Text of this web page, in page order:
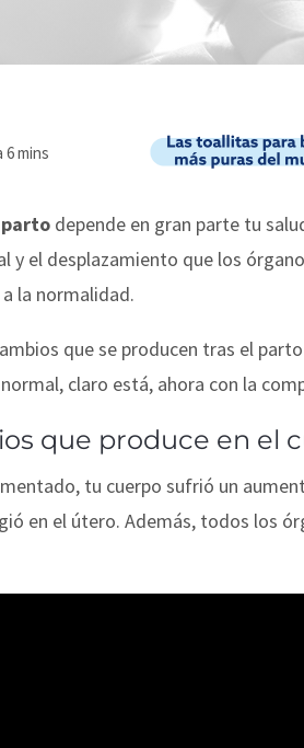
depende en gran parte tu
el desplazamiento que los
la normalidad.
que se producen tras el
claro está, ahora con la
que produce en el
tu cuerpo sufrió un
en el útero. Además, todos los